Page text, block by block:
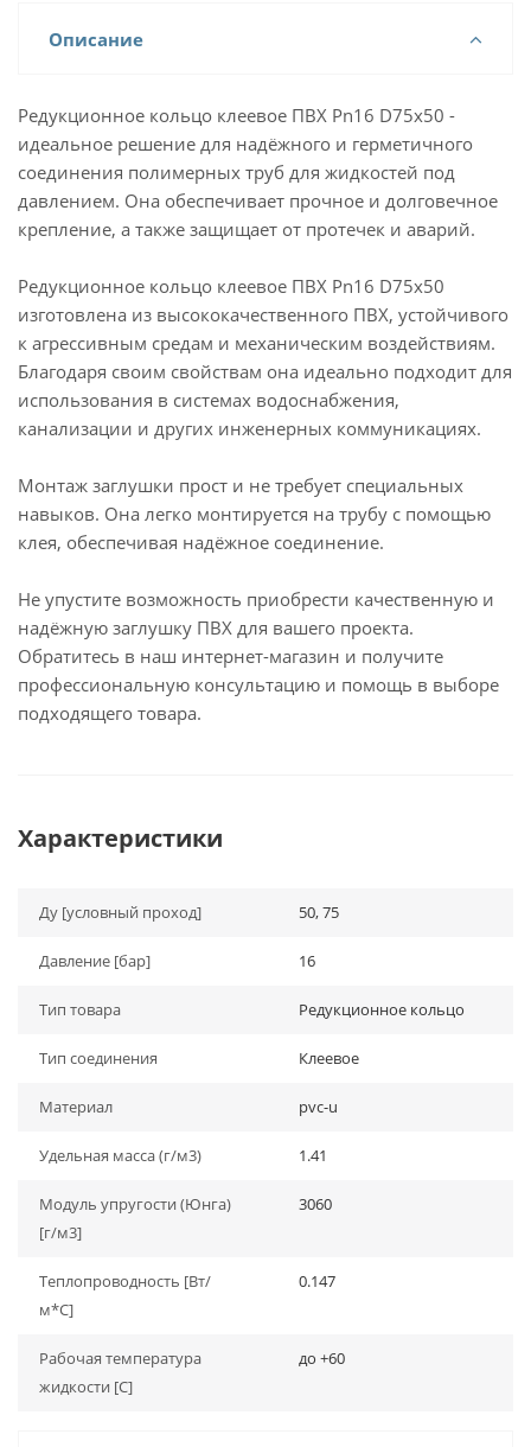
Описание
Редукционное кольцо клеевое ПВХ Pn16 D75x50 -
идеальное решение для надёжного и герметичного
соединения полимерных труб для жидкостей под
давлением. Она обеспечивает прочное и долговечное
крепление, а также защищает от протечек и аварий.
Редукционное кольцо клеевое ПВХ Pn16 D75x50
изготовлена из высококачественного ПВХ, устойчивого
к агрессивным средам и механическим воздействиям.
Благодаря своим свойствам она идеально подходит для
использования в системах водоснабжения,
канализации и других инженерных коммуникациях.
Монтаж заглушки прост и не требует специальных
навыков. Она легко монтируется на трубу с помощью
клея, обеспечивая надёжное соединение.
Не упустите возможность приобрести качественную и
надёжную заглушку ПВХ для вашего проекта.
Обратитесь в наш интернет-магазин и получите
профессиональную консультацию и помощь в выборе
подходящего товара.
Характеристики
Ду [условный проход] 50, 75
Давление [бар] 16
Тип товара Редукционное кольцо
Тип соединения Клеевое
Материал pvc-u
Удельная масса (г/м3) 1.41
Модуль упругости (Юнга)
[г/м3]
3060
Теплопроводность [Вт/
м*С]
0.147
Рабочая температура
жидкости [С]
до +60